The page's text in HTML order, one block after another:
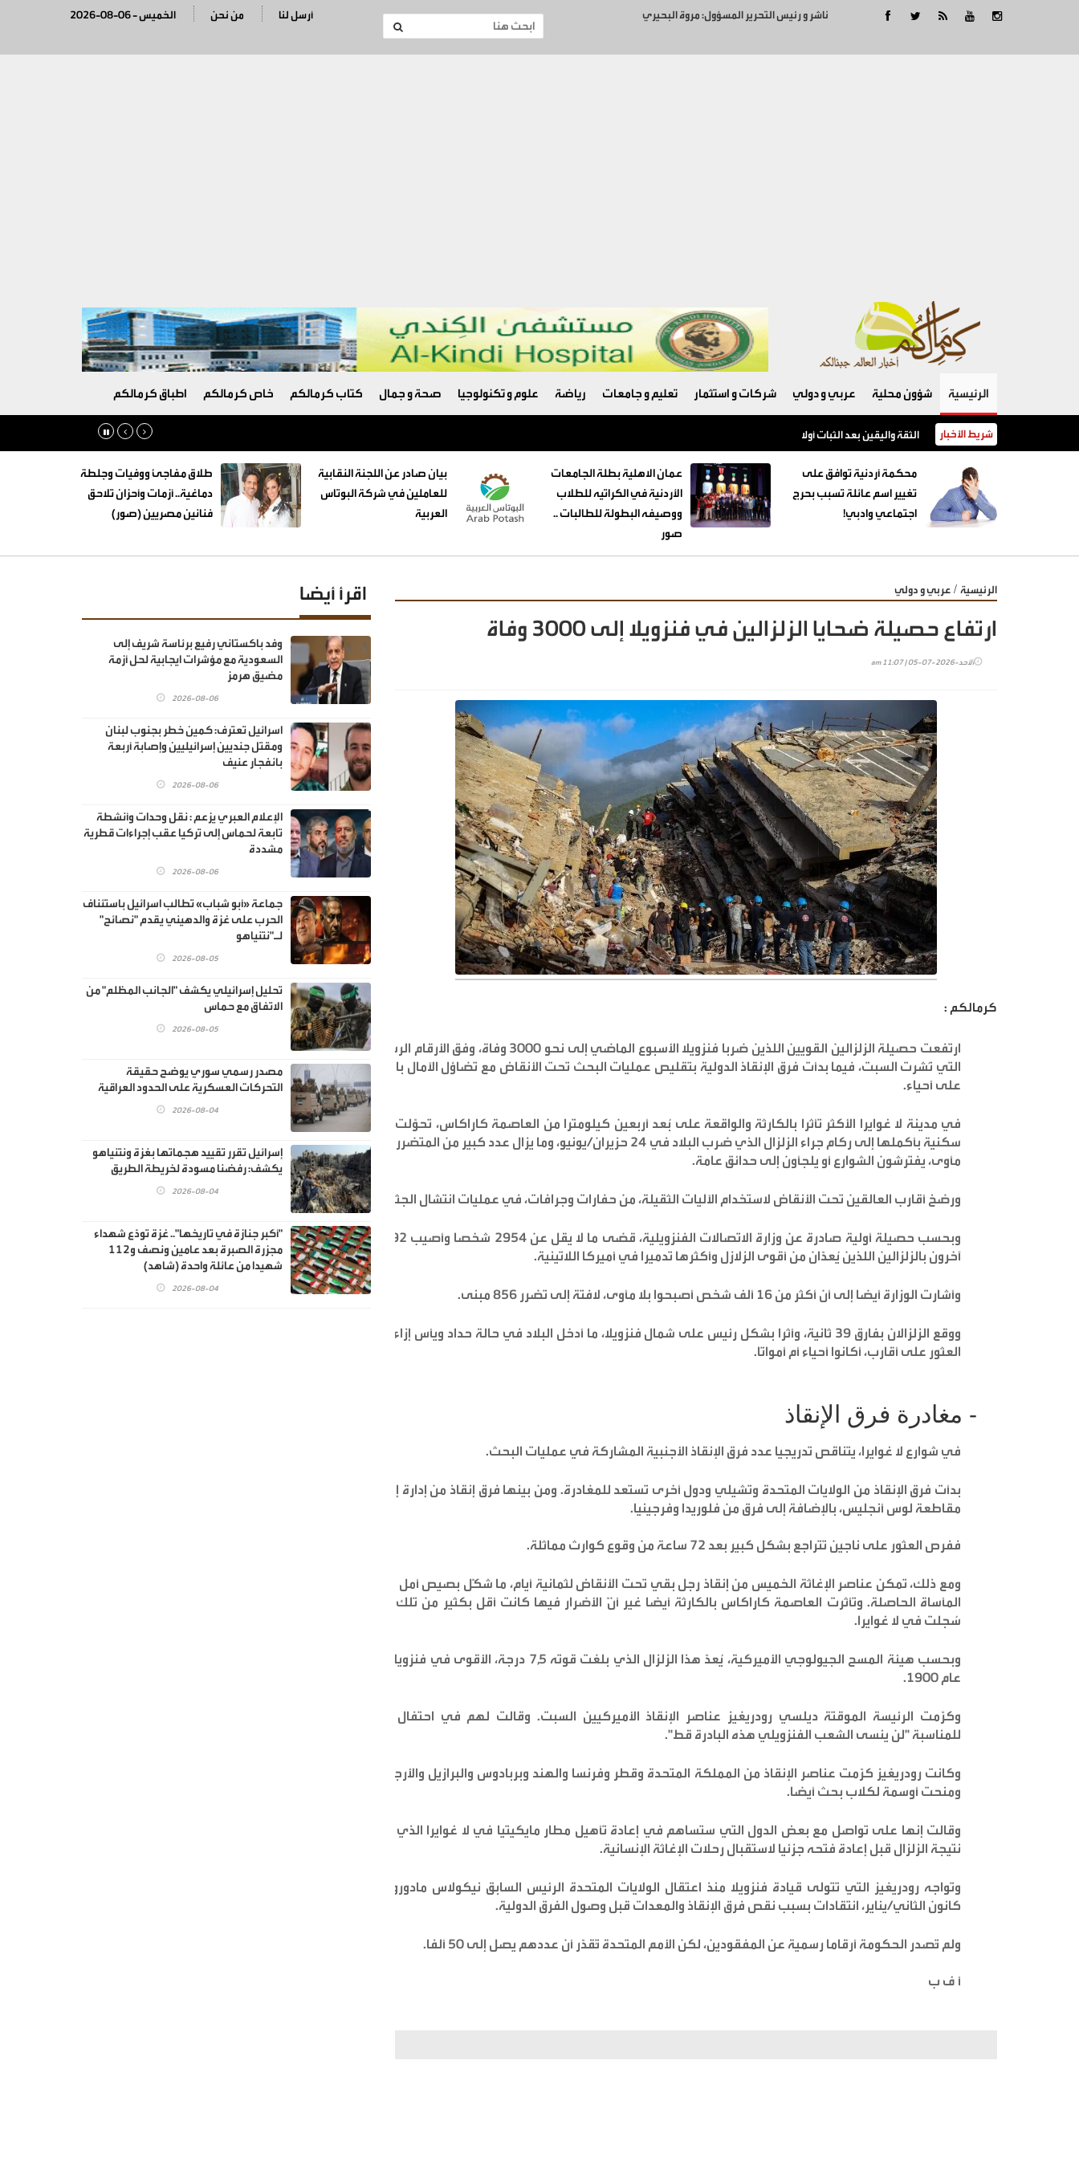
ناشر و رئيس التحرير المسؤول: مروة البحيري 2026-08-06 - الخميس من نحن أرسل لنا
الرئيسية شؤون محلية عربي و دولي شركات و استثمار تعليم و جامعات رياضة علوم و تكنولوجيا صحة و جمال كتاب كرمالكم خاص كرمالكم اطباق كرمالكم
شريط الأخبار الثقة واليقين بعد الثبات أولا
محكمة أردنية توافق على
تغيير اسم عائلة تسبب بحرج
اجتماعي وادبي!
عمان الاهلية بطلة الجامعات
الأردنية في الكراتيه للطلاب
ووصيفه البطولة للطالبات ..
صور
بيان صادر عن اللجنة النقابية
للعاملين في شركة البوتاس
العربية
طلاق مفاجئ ووفيات وجلطة
دماغية.. أزمات وأحزان تلاحق
فنانين مصريين (صور)
الرئيسية / عربي و دولي
ارتفاع حصيلة ضحايا الزلزالين في فنزويلا إلى 3000 وفاة
الأحد-2026-07-05 | 11:07 am
كرمالكم :
ارتفعت حصيلة الزلزالين القويين اللذين ضربا فنزويلا الأسبوع الماضي إلى نحو 3000 وفاة، وفق الأرقام الرسمية
التي نُشرت السبت، فيما بدأت فرق الإنقاذ الدولية بتقليص عمليات البحث تحت الأنقاض مع تضاؤل الآمال بالعثور
على أحياء.
في مدينة لا غوايرا الأكثر تأثرا بالكارثة والواقعة على بُعد أربعين كيلومترا من العاصمة كاراكاس، تحوّلت مبانٍ
سكنية بأكملها إلى ركام جراء الزلزال الذي ضرب البلاد في 24 حزيران/يونيو، وما يزال عدد كبير من المتضررين بلا
مأوى، يفترشون الشوارع أو يلجأون إلى حدائق عامة.
ورضخ أقارب العالقين تحت الأنقاض لاستخدام الآليات الثقيلة، من حفارات وجرافات، في عمليات انتشال الجثث.
وبحسب حصيلة أولية صادرة عن وزارة الاتصالات الفنزويلية، قضى ما لا يقل عن 2954 شخصا وأصيب 16592
آخرون بالزلزالين اللذين يُعدّان من أقوى الزلازل وأكثرها تدميرا في أميركا اللاتينية.
وأشارت الوزارة أيضا إلى أن أكثر من 16 ألف شخص أصبحوا بلا مأوى، لافتة إلى تضرر 856 مبنى.
ووقع الزلزالان بفارق 39 ثانية، وأثرا بشكل رئيس على شمال فنزويلا، ما أدخل البلاد في حالة حداد ويأس إزاء عدم
العثور على أقارب، أكانوا أحياء أم أمواتا.
- مغادرة فرق الإنقاذ
في شوارع لا غوايرا، يتناقص تدريجيا عدد فرق الإنقاذ الأجنبية المشاركة في عمليات البحث.
بدأت فرق الإنقاذ من الولايات المتحدة وتشيلي ودول أخرى تستعد للمغادرة. ومن بينها فرق إنقاذ من إدارة إطفاء
مقاطعة لوس أنجليس، بالإضافة إلى فرق من فلوريدا وفرجينيا.
ففرص العثور على ناجين تتراجع بشكل كبير بعد 72 ساعة من وقوع كوارث مماثلة.
ومع ذلك، تمكن عناصر الإغاثة الخميس من إنقاذ رجل بقي تحت الأنقاض لثمانية أيام، ما شكّل بصيص أمل وسط
المأساة الحاصلة. وتأثرت العاصمة كاراكاس بالكارثة أيضا غير أنّ الأضرار فيها كانت أقل بكثير من تلك التي
سُجلت في لا غوايرا.
وبحسب هيئة المسح الجيولوجي الأميركية، يُعدّ هذا الزلزال الذي بلغت قوته 7,5 درجة، الأقوى في فنزويلا منذ
عام 1900.
وكرّمت الرئيسة الموقتة ديلسي رودريغيز عناصر الإنقاذ الأميركيين السبت. وقالت لهم في احتفال أقيم
للمناسبة "لن ينسى الشعب الفنزويلي هذه البادرة قط".
وكانت رودريغيز كرّمت عناصر الإنقاذ من المملكة المتحدة وقطر وفرنسا والهند وبربادوس والبرازيل والأرجنتين.
ومنحت أوسمة لكلاب بحث أيضا.
وقالت إنها على تواصل مع بعض الدول التي ستساهم في إعادة تأهيل مطار مايكيتيا في لا غوايرا الذي أُغلق
نتيجة الزلزال قبل إعادة فتحه جزئيا لاستقبال رحلات الإغاثة الإنسانية.
وتواجه رودريغيز التي تتولى قيادة فنزويلا منذ اعتقال الولايات المتحدة الرئيس السابق نيكولاس مادورو في
كانون الثاني/يناير، انتقادات بسبب نقص فرق الإنقاذ والمعدات قبل وصول الفرق الدولية.
ولم تُصدر الحكومة أرقاما رسمية عن المفقودين، لكن الأمم المتحدة تُقدّر أن عددهم يصل إلى 50 ألفا.
أ ف ب
اقرأ أيضا
وفد باكستاني رفيع برئاسة شريف إلى
السعودية مع مؤشرات ايجابية لحل أزمة
مضيق هرمز
2026-08-06
اسرائيل تعترف: كمين خطر بجنوب لبنان
ومقتل جنديين إسرائيليين وإصابة أربعة
بانفجار عنيف
2026-08-06
الإعلام العبري يزعم : نقل وحدات وأنشطة
تابعة لحماس إلى تركيا عقب إجراءات قطرية
مشددة
2026-08-06
جماعة «أبو شباب» تطالب اسرائيل باستئناف
الحرب على غزة والدهيني يقدم "نصائح"
لـ"نتنياهو
2026-08-05
تحليل إسرائيلي يكشف "الجانب المظلم" من
الاتفاق مع حماس
2026-08-05
مصدر رسمي سوري يوضح حقيقة
التحركات العسكرية على الحدود العراقية
2026-08-04
إسرائيل تقرر تقييد هجماتها بغزة ونتنياهو
يكشف: رفضنا مسودة لخريطة الطريق
2026-08-04
"أكبر جنازة في تاريخها".. غزة تودّع شهداء
مجزرة الصبرة بعد عامين ونصف و112
شهيدا من عائلة واحدة (شاهد)
2026-08-04